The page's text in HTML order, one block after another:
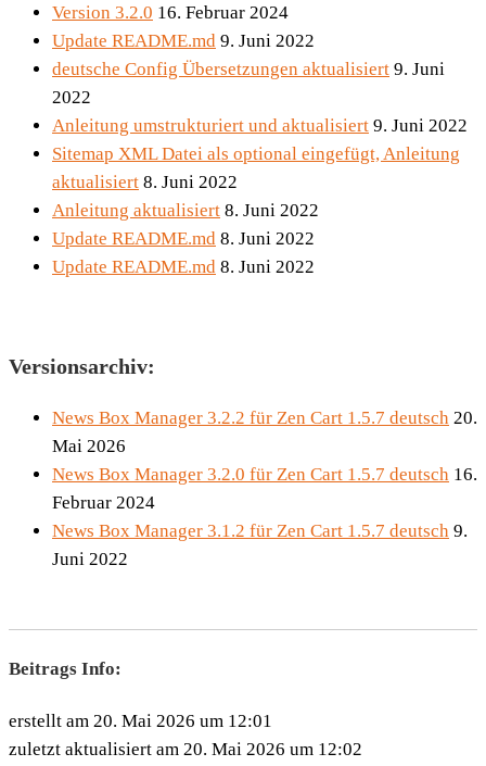
Version 3.2.0 16. Februar 2024
Update README.md 9. Juni 2022
deutsche Config Übersetzungen aktualisiert 9. Juni
2022
Anleitung umstrukturiert und aktualisiert 9. Juni 2022
Sitemap XML Datei als optional eingefügt, Anleitung
aktualisiert 8. Juni 2022
Anleitung aktualisiert 8. Juni 2022
Update README.md 8. Juni 2022
Update README.md 8. Juni 2022
Versionsarchiv:
News Box Manager 3.2.2 für Zen Cart 1.5.7 deutsch 20.
Mai 2026
News Box Manager 3.2.0 für Zen Cart 1.5.7 deutsch 16.
Februar 2024
News Box Manager 3.1.2 für Zen Cart 1.5.7 deutsch 9.
Juni 2022
Beitrags Info:
erstellt am 20. Mai 2026 um 12:01
zuletzt aktualisiert am 20. Mai 2026 um 12:02